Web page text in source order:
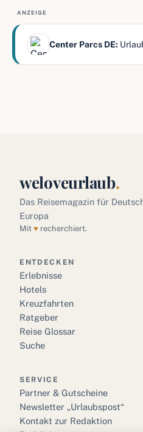
ANZEIGE
Center Parcs DE: Urlaub mitten im Wald
weloveurlaub.
Das Reisemagazin für
Europa
Mit ♥ recherchiert.
ENTDECKEN
Erlebnisse
Hotels
Kreuzfahrten
Ratgeber
Reise Glossar
Suche
SERVICE
Partner & Gutscheine
Newsletter „Urlaubspost“
Kontakt zur Redaktion